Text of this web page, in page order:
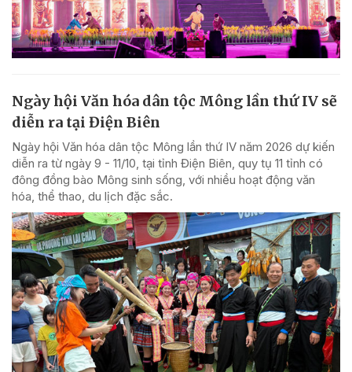
Ngày hội Văn hóa dân tộc Mông lần thứ IV sẽ
diễn ra tại Điện Biên
Ngày hội Văn hóa dân tộc Mông lần thứ IV năm 2026 dự kiến
diễn ra từ ngày 9 - 11/10, tại tỉnh Điện Biên, quy tụ 11 tỉnh có
đông đồng bào Mông sinh sống, với nhiều hoạt động văn
hóa, thể thao, du lịch đặc sắc.